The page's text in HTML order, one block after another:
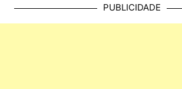
PUBLICIDADE